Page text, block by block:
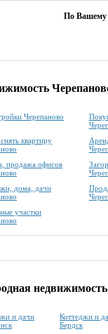
По Вашему
Черепаново
квартиру
продажа офисов
дома, дачи
участки
и дачи
Коттеджи и
Бердск